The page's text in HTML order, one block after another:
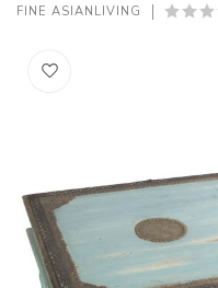
FINE ASIANLIVING